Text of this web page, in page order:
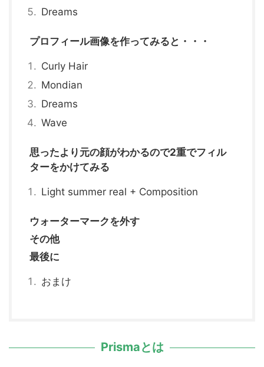
Dreams
プロフィール画像を作ってみると・・・
Curly Hair
Mondian
Dreams
Wave
思ったより元の顔がわかるので2重でフィル
ターをかけてみる
Light summer real + Composition
ウォーターマークを外す
その他
最後に
おまけ
Prismaとは